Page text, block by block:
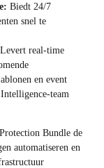
Biedt 24/7
snel te
Levert real-time
en event
team
Bundle de
automatiseren en